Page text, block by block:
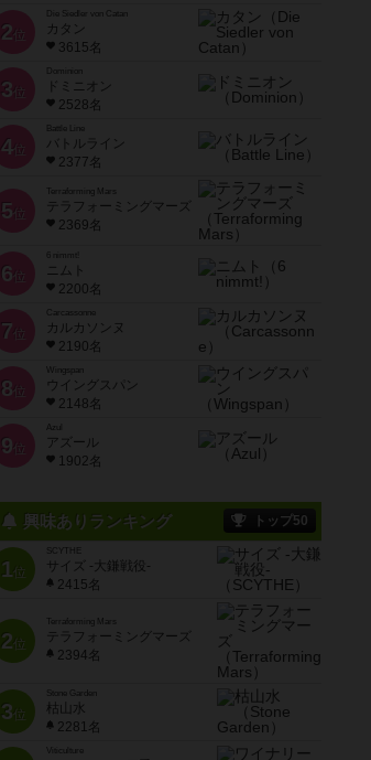
2 位
Die Siedler von Catan
カタン
3615名
3 位
ドミニオン
2528名
4位
Battle Line
バトルライン
2377名
5 位
Terraforming Mars
テラフォーミングマーズ
2369名
6 位
ニムト
2200名
7 位
Carcassonne
カルカソンヌ
2190名
8 位
Wingspan
ウイングスパン
2148名
9 位
Azul
アズール
1902名
興味ありランキング トップ50
1位
SCYTHE
サイズ -大鎌戦役-
2415名
2位
Terraforming Mars
テラフォーミングマーズ
2394名
3位
Stone Garden
枯山水
2281名
Viticulture